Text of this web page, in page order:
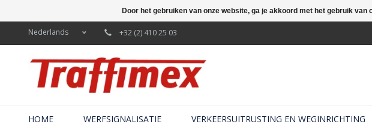
Nederlands +32 (2) 410 25 03
HOME WERFSIGNALISATIE VERKEERSUITRUSTING EN WEGINRICHTING
Door het gebruiken van onze website, ga je akkoord met het gebruik